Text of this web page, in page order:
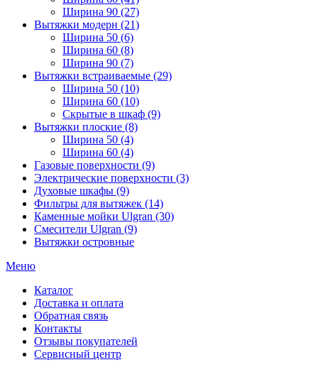
Ширина 90 (27)
Вытяжки модерн (21)
Ширина 50 (6)
Ширина 60 (8)
Ширина 90 (7)
Вытяжки встраиваемые (29)
Ширина 50 (10)
Ширина 60 (10)
Скрытые в шкаф (9)
Вытяжки плоские (8)
Ширина 50 (4)
Ширина 60 (4)
Газовые поверхности (9)
Электрические поверхности (3)
Духовые шкафы (9)
Фильтры для вытяжек (14)
Каменные мойки Ulgran (30)
Смесители Ulgran (9)
Вытяжки островные
Меню
Каталог
Доставка и оплата
Обратная связь
Контакты
Отзывы покупателей
Сервисный центр